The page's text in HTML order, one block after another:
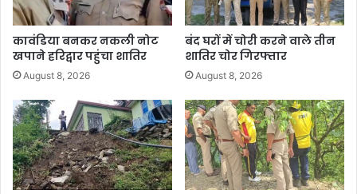
कावंडिया बनकर नकली नोट
खपाने हरिद्वार पहुंचा शातिर
August 8, 2026
बंद घरों में चोरी करने वाले तीन
शातिर चोर गिरफ्तार
August 8, 2026